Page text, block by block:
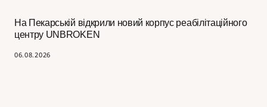
На Пекарській відкрили новий корпус реабілітаційного
центру UNBROKEN
06.08.2026